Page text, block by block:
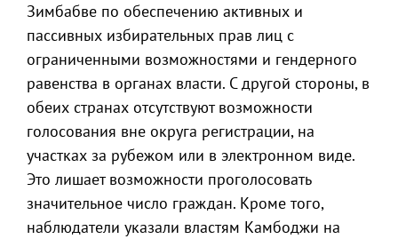
Зимбабве по обеспечению активных и
пассивных избирательных прав лиц с
ограниченными возможностями и гендерного
равенства в органах власти. С другой стороны, в
обеих странах отсутствуют возможности
голосования вне округа регистрации, на
участках за рубежом или в электронном виде.
Это лишает возможности проголосовать
значительное число граждан. Кроме того,
наблюдатели указали властям Камбоджи на